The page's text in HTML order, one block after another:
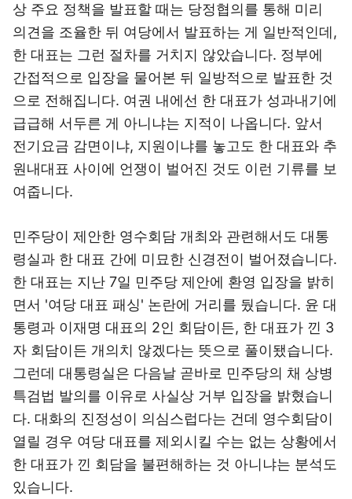
상 주요 정책을 발표할 때는 당정협의를 통해 미리
의견을 조율한 뒤 여당에서 발표하는 게 일반적인데,
한 대표는 그런 절차를 거치지 않았습니다. 정부에
간접적으로 입장을 물어본 뒤 일방적으로 발표한 것
으로 전해집니다. 여권 내에선 한 대표가 성과내기에
급급해 서두른 게 아니냐는 지적이 나옵니다. 앞서
전기요금 감면이냐, 지원이냐를 놓고도 한 대표와 추
원내대표 사이에 언쟁이 벌어진 것도 이런 기류를 보
여줍니다.
민주당이 제안한 영수회담 개최와 관련해서도 대통
령실과 한 대표 간에 미묘한 신경전이 벌어졌습니다.
한 대표는 지난 7일 민주당 제안에 환영 입장을 밝히
면서 '여당 대표 패싱' 논란에 거리를 뒀습니다. 윤 대
통령과 이재명 대표의 2인 회담이든, 한 대표가 낀 3
자 회담이든 개의치 않겠다는 뜻으로 풀이됐습니다.
그런데 대통령실은 다음날 곧바로 민주당의 채 상병
특검법 발의를 이유로 사실상 거부 입장을 밝혔습니
다. 대화의 진정성이 의심스럽다는 건데 영수회담이
열릴 경우 여당 대표를 제외시킬 수는 없는 상황에서
한 대표가 낀 회담을 불편해하는 것 아니냐는 분석도
있습니다.